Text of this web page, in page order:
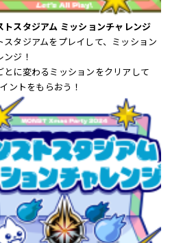
スタジアム ミッションチャレンジ
スタジアムをプレイして、ミッション
ンジ！
とに変わるミッションをクリアして
ントをもらおう！